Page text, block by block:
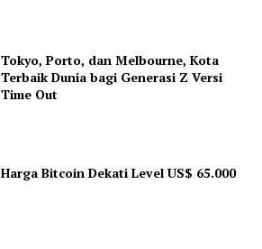
Tokyo, Porto, dan Melbourne, Kota
Terbaik Dunia bagi Generasi Z Versi
Time Out
Harga Bitcoin Dekati Level US$ 65.000